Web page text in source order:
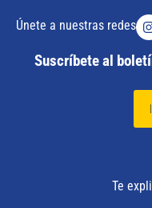
Únete a nuestras redes
Suscríbete al
Te